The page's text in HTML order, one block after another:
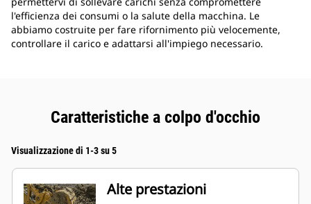
l'efficienza dei consumi o la salute della macchina. Le
abbiamo costruite per fare rifornimento più velocemente,
controllare il carico e adattarsi all'impiego necessario.
Caratteristiche a colpo d'occhio
Visualizzazione di 1-3 su 5
Alte prestazioni